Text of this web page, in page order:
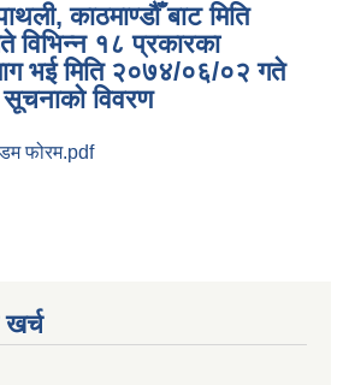
काठमाण्डौँ बाट मिति
१८ प्रकारका
भई मिति २०७४/०६/०२ गते
विवरण
फोरम.pdf